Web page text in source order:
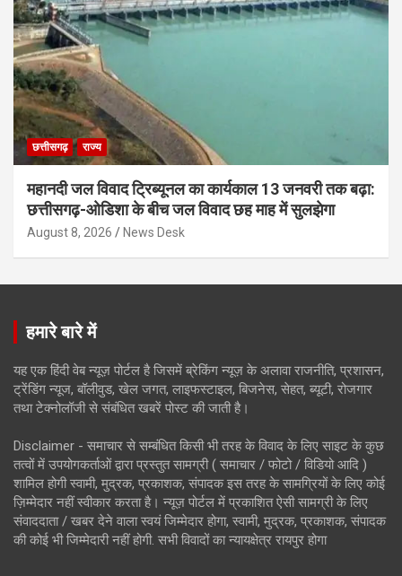
छत्तीसगढ़ राज्य
महानदी जल विवाद ट्रिब्यूनल का कार्यकाल 13 जनवरी तक बढ़ा:
छत्तीसगढ़-ओडिशा के बीच जल विवाद छह माह में सुलझेगा
August 8, 2026 News Desk
हमारे बारे में
यह एक हिंदी वेब न्यूज़ पोर्टल है जिसमें ब्रेकिंग न्यूज़ के अलावा राजनीति, प्रशासन,
ट्रेंडिंग न्यूज, बॉलीवुड, खेल जगत, लाइफस्टाइल, बिजनेस, सेहत, ब्यूटी, रोजगार
तथा टेक्नोलॉजी से संबंधित खबरें पोस्ट की जाती है।
Disclaimer - समाचार से सम्बंधित किसी भी तरह के विवाद के लिए साइट के कुछ
तत्वों में उपयोगकर्ताओं द्वारा प्रस्तुत सामग्री ( समाचार / फोटो / विडियो आदि )
शामिल होगी स्वामी, मुद्रक, प्रकाशक, संपादक इस तरह के सामग्रियों के लिए कोई
ज़िम्मेदार नहीं स्वीकार करता है। न्यूज़ पोर्टल में प्रकाशित ऐसी सामग्री के लिए
संवाददाता / खबर देने वाला स्वयं जिम्मेदार होगा, स्वामी, मुद्रक, प्रकाशक, संपादक
की कोई भी जिम्मेदारी नहीं होगी. सभी विवादों का न्यायक्षेत्र रायपुर होगा